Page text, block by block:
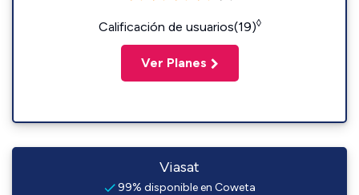
Calificación de usuarios(19)◊
Ver Planes
Viasat
99% disponible en Coweta